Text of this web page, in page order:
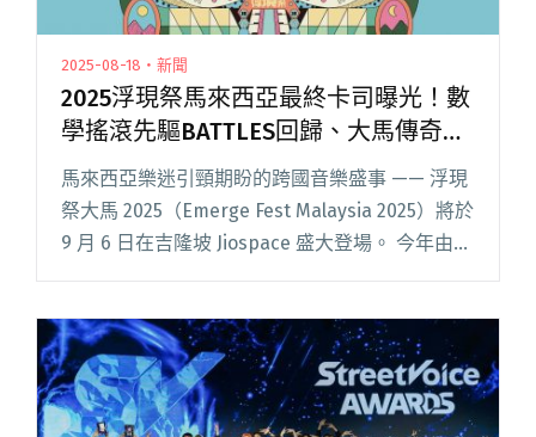
2025-08-18・新聞
2025浮現祭馬來西亞最終卡司曝光！數
學搖滾先驅BATTLES回歸、大馬傳奇獨
立樂團浪氓復出
馬來西亞樂迷引頸期盼的跨國音樂盛事 —— 浮現
祭大馬 2025（Emerge Fest Malaysia 2025）將於
9 月 6 日在吉隆坡 Jiospace 盛大登場。 今年由台
灣浮現音樂（Emerge Music）、馬來西亞動態度
光！數學搖滾先驅BATTLES回歸、大馬傳奇獨立
樂團浪氓復出"